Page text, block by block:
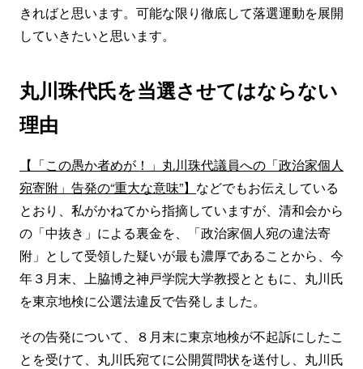
きればと思います。可能な限り徹底して落選運動を展開
していきたいと思います。
丸川珠代氏を当選させてはならない
理由
【「この愚か者めが！」丸川珠代議員への「政治家個人
宛寄附」告発の“重大な意味”】 などでもお伝えしている
とおり、私がかねてから指摘していますが、清和会から
の「中抜き」による裏金を、「政治家個人宛の違法寄
附」として受領した疑いが最も濃厚であることから、今
年３月末、上脇博之神戸学院大学教授とともに、丸川氏
を東京地検に公選法違反で告発しました。
その告発について、８月末に東京地検が不起訴にしたこ
とを受けて、丸川氏宛てに公開質問状を送付し、丸川氏